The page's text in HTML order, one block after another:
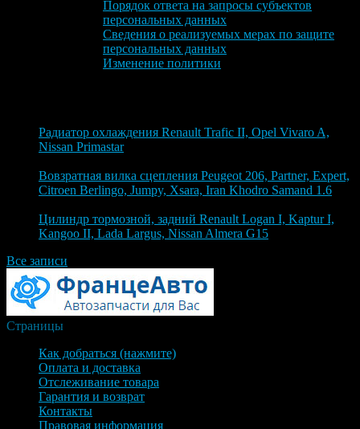
Порядок ответа на запросы субъектов
персональных данных
Сведения о реализуемых мерах по защите
персональных данных
Изменение политики
Радиатор охлаждения Renault Trafic II, Opel Vivaro A,
Nissan Primastar
Вовзратная вилка сцепления Peugeot 206, Partner, Expert,
Citroen Berlingo, Jumpy, Xsara, Iran Khodro Samand 1.6
Цилиндр тормозной, задний Renault Logan I, Kaptur I,
Kangoo II, Lada Largus, Nissan Almera G15
Все записи
Страницы
Как добраться (нажмите)
Оплата и доставка
Отслеживание товара
Гарантия и возврат
Контакты
Правовая информация